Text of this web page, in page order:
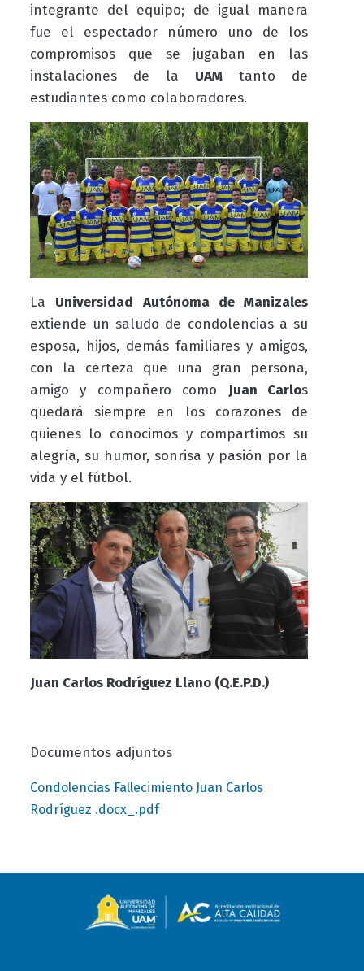
integrante del equipo; de igual manera
fue el espectador número uno de los
compromisos que se jugaban en las
instalaciones de la UAM tanto de
estudiantes como colaboradores.
La Universidad Autónoma de Manizales
extiende un saludo de condolencias a su
esposa, hijos, demás familiares y amigos,
con la certeza que una gran persona,
amigo y compañero como Juan Carlos
quedará siempre en los corazones de
quienes lo conocimos y compartimos su
alegría, su humor, sonrisa y pasión por la
vida y el fútbol.
Juan Carlos Rodríguez Llano (Q.E.P.D.)
Documentos adjuntos
Condolencias Fallecimiento Juan Carlos
Rodríguez .docx_.pdf